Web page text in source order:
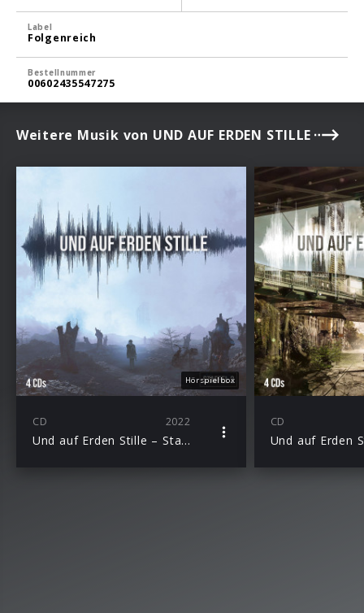
Label
Folgenreich
Bestellnummer
00602435547275
Weitere Musik von UND AUF ERDEN STILLE
Hörspielbox
CD 2022
Und auf Erden Stille – Staffel 2 (4CD Hörspielbox)
CD